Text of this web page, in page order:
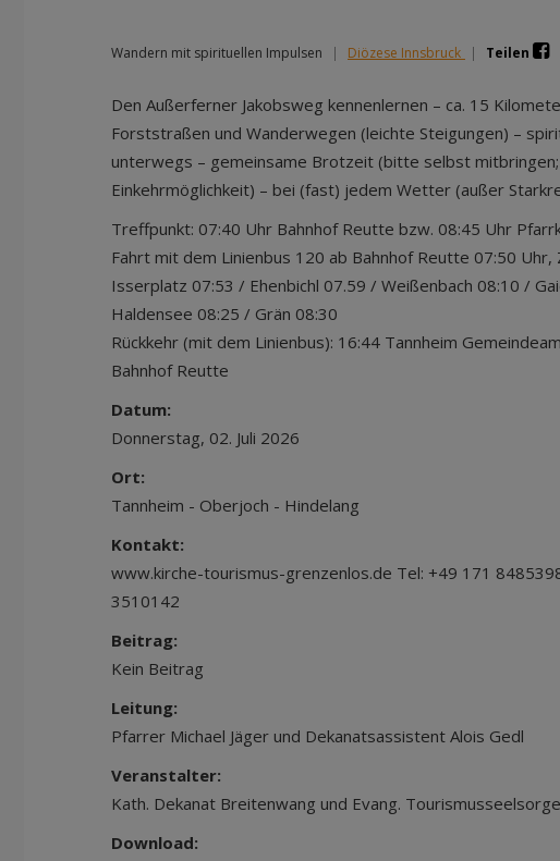
Wandern mit spirituellen Impulsen | Diözese Innsbruck | Teilen
Den Außerferner Jakobsweg kennenlernen – ca. 15
Forststraßen und Wanderwegen (leichte Steigungen) –
unterwegs – gemeinsame Brotzeit (bitte selbst
Einkehrmöglichkeit) – bei (fast) jedem Wetter (außer
Treffpunkt: 07:40 Uhr Bahnhof Reutte bzw. 08:45 Uhr
Fahrt mit dem Linienbus 120 ab Bahnhof Reutte 07:50
Isserplatz 07:53 / Ehenbichl 07.59 / Weißenbach 08:10 /
Haldensee 08:25 / Grän 08:30
Rückkehr (mit dem Linienbus): 16:44 Tannheim
Bahnhof Reutte
Datum:
Donnerstag, 02. Juli 2026
Ort:
Tannheim - Oberjoch - Hindelang
Kontakt:
www.kirche-tourismus-grenzenlos.de Tel: +49 171
3510142
Beitrag:
Kein Beitrag
Leitung:
Pfarrer Michael Jäger und Dekanatsassistent Alois Gedl
Veranstalter:
Kath. Dekanat Breitenwang und Evang.
Download: